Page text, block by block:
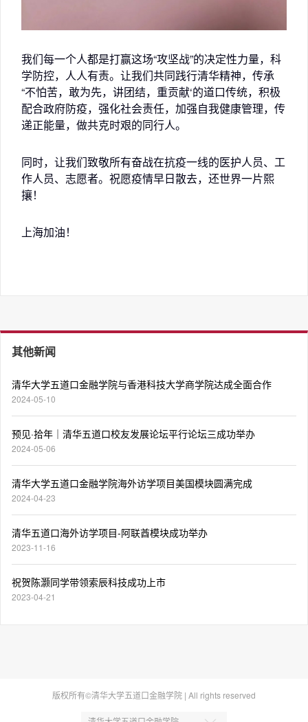
我们每一个人都是打赢这场“攻坚战”的决定性力量，科
学防控，人人有责。让我们共同践行清华精神，传承
“不怕苦，敢为先，讲团结，重贡献‘的道口传统，积极
配合政府防疫，强化社会责任，加强自我健康管理，传
递正能量，做共克时艰的同行人。
同时，让我们致敬所有奋战在抗疫一线的医护人员、工
作人员、志愿者。祝愿疫情早日散去，还世界一片熙
攘！
上海加油！
其他新闻
清华大学五道口金融学院与香港科技大学商学院达成全面合作
2024-05-10
预见·拾年｜清华五道口校友发展论坛平行论坛三成功举办
2024-05-06
清华大学五道口金融学院海外访学项目美国模块圆满完成
2024-04-23
清华五道口海外访学项目-阿联酋模块成功举办
2023-11-16
祝贺陈灏同学带领索辰科技成功上市
2023-04-21
版权所有©清华大学五道口金融学院 | All rights reserved